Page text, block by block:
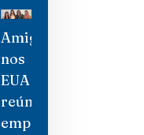
Amigas
nos
EUA
reúne
empresárias